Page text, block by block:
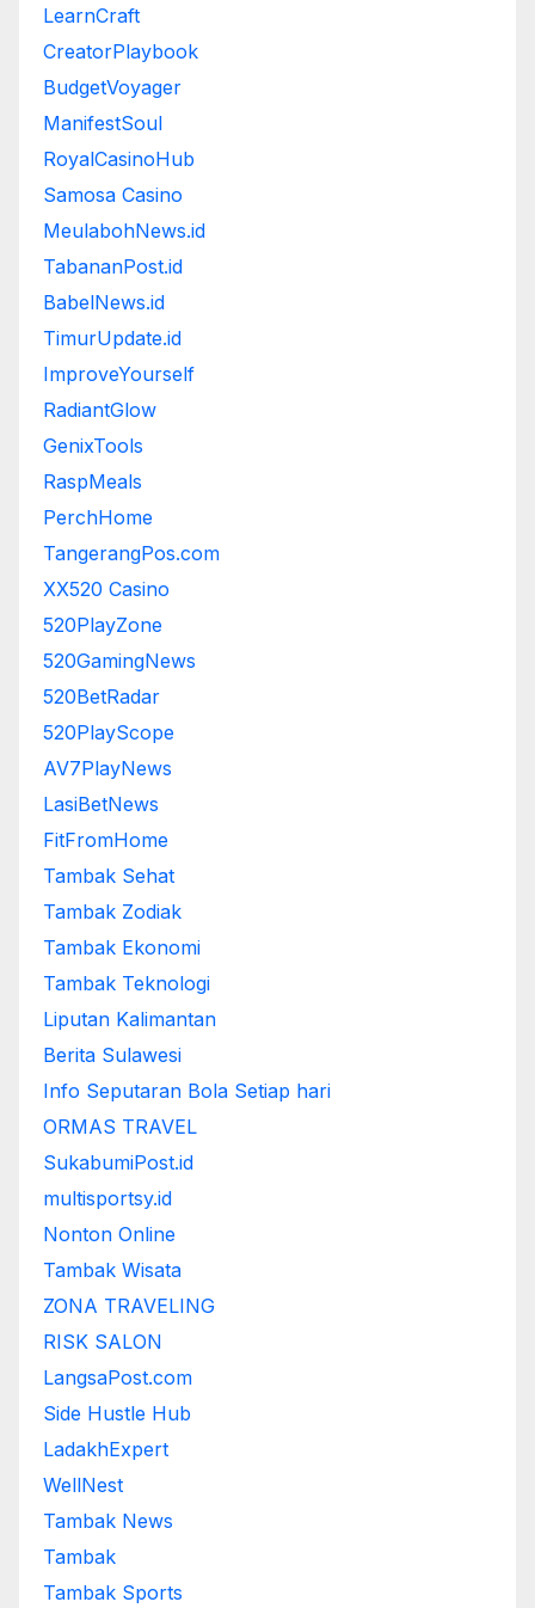
LearnCraft
CreatorPlaybook
BudgetVoyager
ManifestSoul
RoyalCasinoHub
Samosa Casino
MeulabohNews.id
TabananPost.id
BabelNews.id
TimurUpdate.id
ImproveYourself
RadiantGlow
GenixTools
RaspMeals
PerchHome
TangerangPos.com
XX520 Casino
520PlayZone
520GamingNews
520BetRadar
520PlayScope
AV7PlayNews
LasiBetNews
FitFromHome
Tambak Sehat
Tambak Zodiak
Tambak Ekonomi
Tambak Teknologi
Liputan Kalimantan
Berita Sulawesi
Info Seputaran Bola Setiap hari
ORMAS TRAVEL
SukabumiPost.id
multisportsy.id
Nonton Online
Tambak Wisata
ZONA TRAVELING
RISK SALON
LangsaPost.com
Side Hustle Hub
LadakhExpert
WellNest
Tambak News
Tambak
Tambak Sports